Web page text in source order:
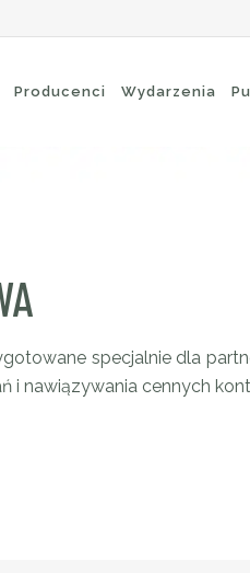
Ochrona aplikacji
Producenci Wydarzenia
specjalnie dla
i nawiązywania cennych